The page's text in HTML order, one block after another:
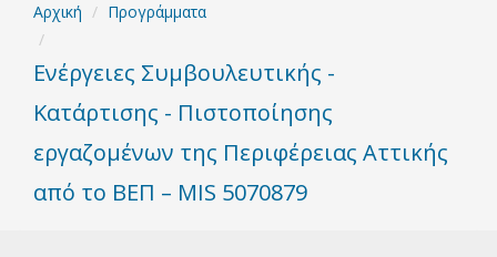
Αρχική Προγράμματα
Ενέργειες Συμβουλευτικής -
Κατάρτισης - Πιστοποίησης
εργαζομένων της Περιφέρειας Αττικής
από το ΒΕΠ – MIS 5070879